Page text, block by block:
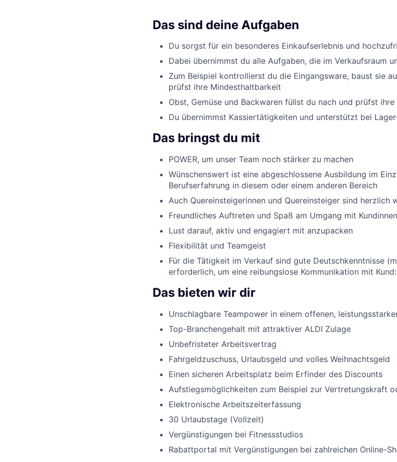
Das sind deine Aufgaben
Du sorgst für ein besonderes Einkaufserlebnis und
Dabei übernimmst du alle Aufgaben, die im Verkaufsraum
Zum Beispiel kontrollierst du die Eingangsware, baust sie
prüfst ihre Mindesthaltbarkeit
Obst, Gemüse und Backwaren füllst du nach und prüfst ihre
Du übernimmst Kassiertätigkeiten und unterstützt bei
Das bringst du mit
POWER, um unser Team noch stärker zu machen
Wünschenswert ist eine abgeschlossene Ausbildung im
Berufserfahrung in diesem oder einem anderen Bereich
Auch Quereinsteigerinnen und Quereinsteiger sind herzlich
Freundliches Auftreten und Spaß am Umgang mit
Lust darauf, aktiv und engagiert mit anzupacken
Flexibilität und Teamgeist
Für die Tätigkeit im Verkauf sind gute Deutschkenntnisse
erforderlich, um eine reibungslose Kommunikation mit
Das bieten wir dir
Unschlagbare Teampower in einem offenen,
Top-Branchengehalt mit attraktiver ALDI Zulage
Unbefristeter Arbeitsvertrag
Fahrgeldzuschuss, Urlaubsgeld und volles Weihnachtsgeld
Einen sicheren Arbeitsplatz beim Erfinder des Discounts
Aufstiegsmöglichkeiten zum Beispiel zur Vertretungskraft
Elektronische Arbeitszeiterfassung
30 Urlaubstage (Vollzeit)
Vergünstigungen bei Fitnessstudios
Rabattportal mit Vergünstigungen bei zahlreichen Online-